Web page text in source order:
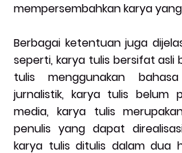
mempersembahkan karya
Berbagai ketentuan juga
seperti, karya tulis bersifat asli
tulis menggunakan
jurnalistik, karya tulis belum
media, karya tulis
penulis yang dapat
karya tulis ditulis dalam dua